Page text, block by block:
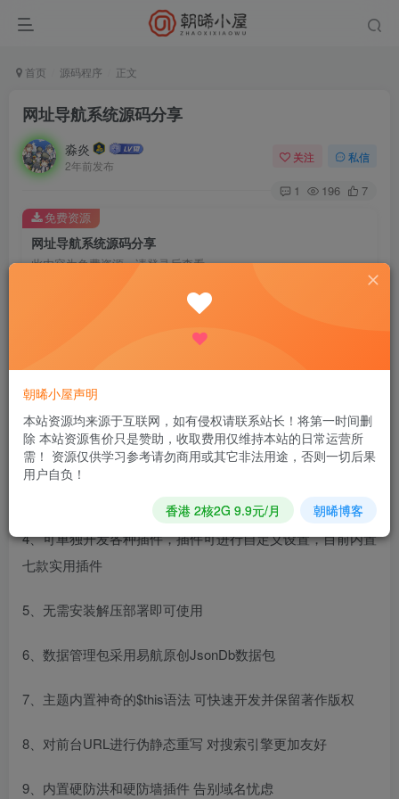
首页 源码程序 正文
网址导航系统源码分享
淼炎
2年前发布
关注 私信
1 196 7
网址导航系统源码分享
此内容为免费资源，请登录后查看
登录查看
免费资源
1、采用光年全新v5模板开发后台
2、后台内置8款主题色，分别是简约白、炫光绿、渐变紫、
活力橙、少女粉、少女紫、科幻蓝、护眼黑
3、可管理无数引导页主题并且主题内可以进行不同的自定义
设置，目前内置16套主题 持续增加中…
4、可单独开发各种插件，插件可进行自定义设置，目前内置
七款实用插件
5、无需安装解压部署即可使用
6、数据管理包采用易航原创JsonDb数据包
7、主题内置神奇的$this语法 可快速开发并保留著作版权
8、对前台URL进行伪静态重写 对搜索引擎更加友好
9、内置硬防洪和硬防墙插件 告别域名忧虑
朝晞小屋声明
本站资源均来源于互联网，如有侵权请联系站长！将第一时间删
除 本站资源售价只是赞助，收取费用仅维持本站的日常运营所
需！ 资源仅供学习参考请勿商用或其它非法用途，否则一切后果
用户自负！
香港 2核2G 9.9元/月 朝晞博客